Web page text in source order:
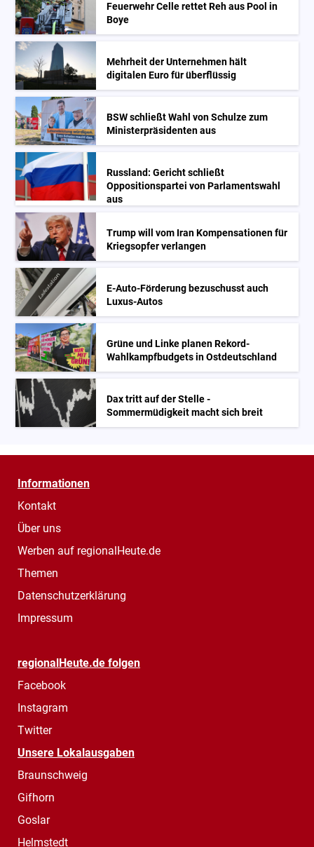
Feuerwehr Celle rettet Reh aus Pool in
Boye
Mehrheit der Unternehmen hält
digitalen Euro für überflüssig
BSW schließt Wahl von Schulze zum
Ministerpräsidenten aus
Russland: Gericht schließt
Oppositionspartei von Parlamentswahl
aus
Trump will vom Iran Kompensationen für
Kriegsopfer verlangen
E-Auto-Förderung bezuschusst auch
Luxus-Autos
Grüne und Linke planen Rekord-
Wahlkampfbudgets in Ostdeutschland
Dax tritt auf der Stelle -
Sommermüdigkeit macht sich breit
Informationen
Kontakt
Über uns
Werben auf regionalHeute.de
Themen
Datenschutzerklärung
Impressum
regionalHeute.de folgen
Facebook
Instagram
Twitter
Unsere Lokalausgaben
Braunschweig
Gifhorn
Goslar
Helmstedt